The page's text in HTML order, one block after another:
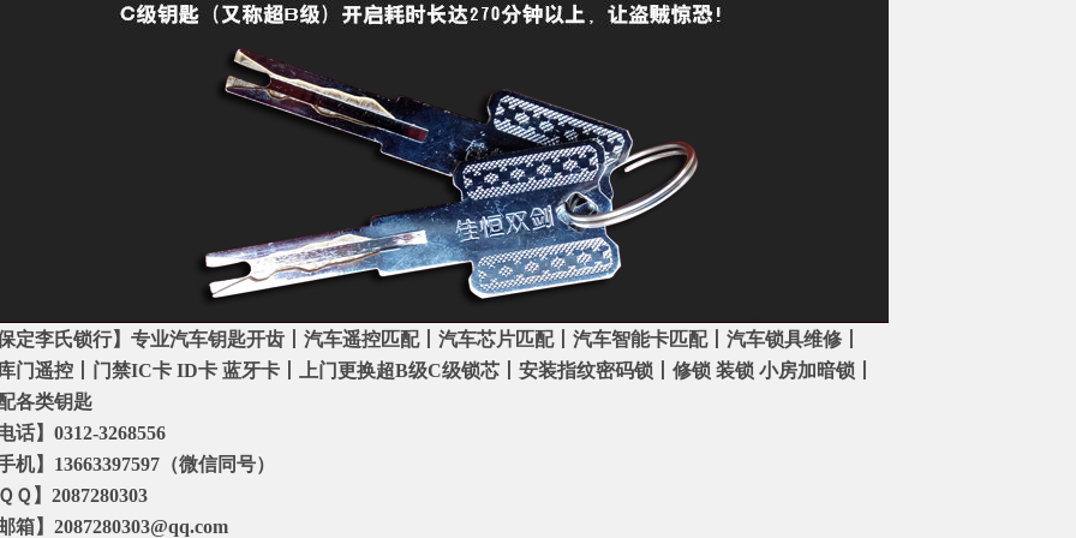
保定李氏锁行】专业汽车钥匙开齿丨汽车遥控匹配丨汽车芯片匹配丨汽车智能卡匹配丨汽车锁具维修丨
门遥控丨门禁IC卡 ID卡 蓝牙卡丨上门更换超B级C级锁芯丨安装指纹密码锁丨修锁 装锁 小房加暗锁丨
各类钥匙
电话】0312-3268556
手机】13663397597（微信同号）
ＱＱ】2087280303
邮箱】2087280303@qq.com